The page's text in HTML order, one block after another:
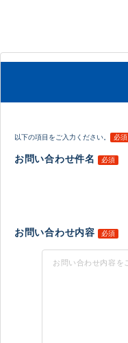
以下の項目をご入力ください。 必須
お問い合わせ件名 必須
お問い合わせ内容 必須